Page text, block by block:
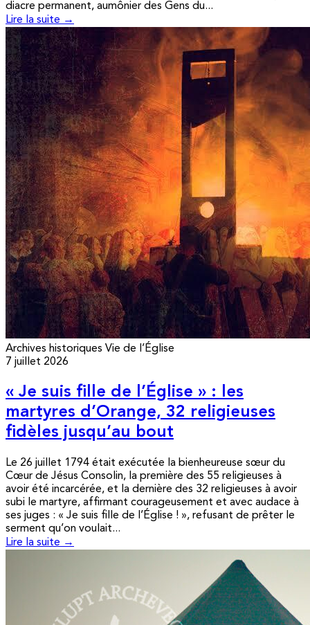
diacre permanent, aumônier des Gens du...
Lire la suite →
Archives historiques Vie de l’Église
7 juillet 2026
« Je suis fille de l’Église » : les
martyres d’Orange, 32 religieuses
fidèles jusqu’au bout
Le 26 juillet 1794 était exécutée la bienheureuse sœur du
Cœur de Jésus Consolin, la première des 55 religieuses à
avoir été incarcérée, et la dernière des 32 religieuses à avoir
subi le martyre, affirmant courageusement et avec audace à
ses juges : « Je suis fille de l’Église ! », refusant de prêter le
serment qu’on voulait...
Lire la suite →